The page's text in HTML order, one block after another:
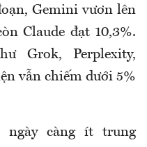
Gemini vươn lên
Claude đạt 10,3%.
Grok, Perplexity,
vẫn chiếm dưới 5%
ngày càng ít trung